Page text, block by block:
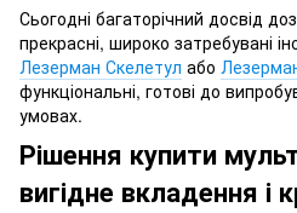
Сьогодні багаторічний досвід
прекрасні, широко затребувані
Лезерман Скелетул або
функціональні, готові до
умовах.
Рішення купити
вигідне вкладення і